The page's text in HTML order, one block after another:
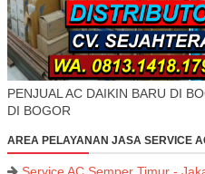
PENJUAL AC DAIKIN BARU DI
DI BOGOR
AREA PELAYANAN JASA SERVICE